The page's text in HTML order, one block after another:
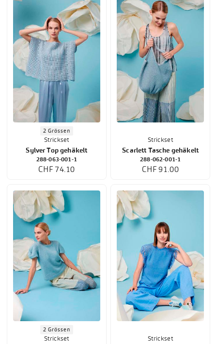
2 Grössen
Strickset
Sylver Top gehäkelt
288-063-001-1
CHF 74.10
Strickset
Scarlett Tasche gehäkelt
288-062-001-1
CHF 91.00
2 Grössen
Strickset Strickset